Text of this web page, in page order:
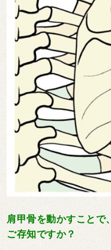
肩甲骨を動かすことで
ご存知ですか？